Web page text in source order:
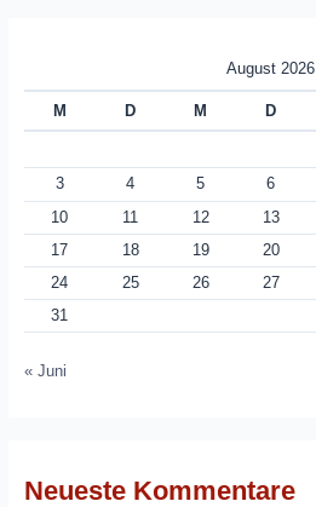
August 2026
M D M D
3
4 5 6
10
11 12 13
17
18 19 20
24
25 26 27
31
« Juni
Neueste Kommentare